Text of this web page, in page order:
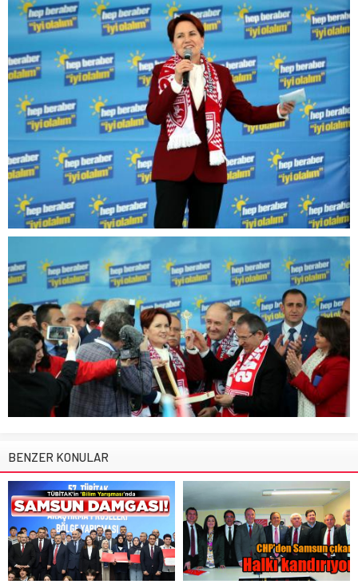
BENZER KONULAR